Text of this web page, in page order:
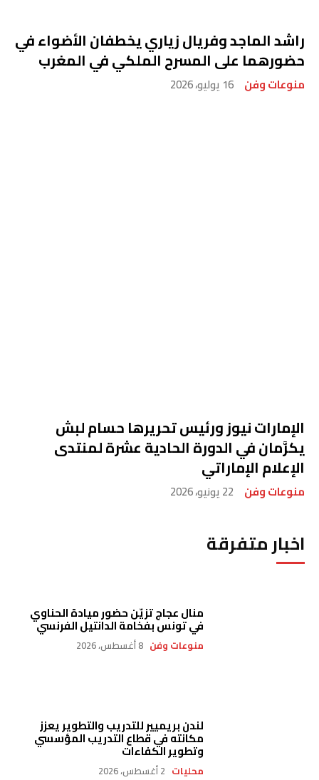
راشد الماجد وفريال زياري يخطفان الأضواء في
حضورهما على المسرح الملكي في المغرب
منوعات وفن 16 يوليو، 2026
الإمارات نيوز ورئيس تحريرها حسام لبش
يكرَّمان في الدورة الحادية عشرة لمنتدى
الإعلام الإماراتي
منوعات وفن 22 يونيو، 2026
اخبار متفرقة
منال عجاج تزيّن حضور ميادة الحناوي
في تونس بفخامة الدانتيل الفرنسي
منوعات وفن 8 أغسطس، 2026
لندن بريميير للتدريب والتطوير يعزز
مكانته في قطاع التدريب المؤسسي
وتطوير الكفاءات
محليات 2 أغسطس، 2026